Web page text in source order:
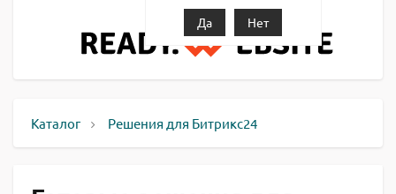
Да
Нет
Каталог Решения для Битрикс24